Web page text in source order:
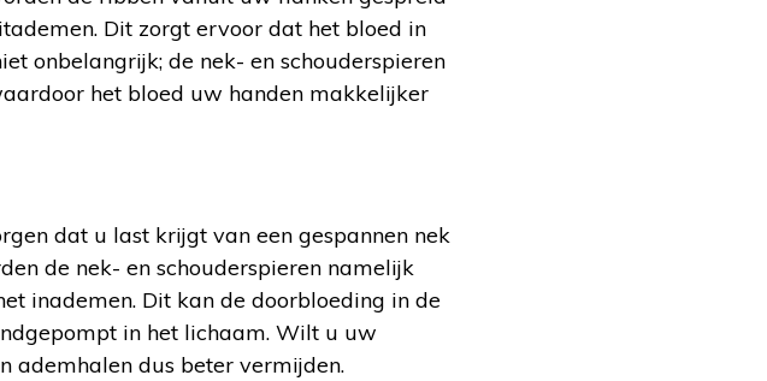
Dit zorgt ervoor dat het bloed in
onbelangrijk; de nek- en schouderspieren
het bloed uw handen makkelijker
dat u last krijgt van een gespannen nek
de nek- en schouderspieren namelijk
inademen. Dit kan de doorbloeding in de
in het lichaam. Wilt u uw
ademhalen dus beter vermijden.